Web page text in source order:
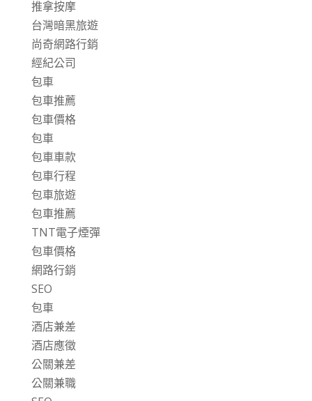
推拿按摩
台灣暗黑旅遊
尚奇網路行銷
經紀公司
包車
包車推薦
包車價格
包車
包車車款
包車行程
包車旅遊
包車推薦
TNT電子煙彈
包車價格
網路行銷
SEO
包車
酒店兼差
酒店應徵
公關兼差
公關兼職